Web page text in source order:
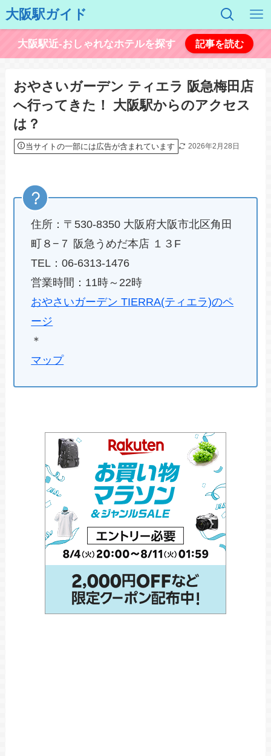
大阪駅ガイド
大阪駅近-おしゃれなホテルを探す 記事を読む
おやさいガーデン ティエラ 阪急梅田店
へ行ってきた！ 大阪駅からのアクセス
は？
当サイトの一部には広告が含まれています 2026年2月28日
住所：〒530-8350 大阪府大阪市北区角田
町８−７ 阪急うめだ本店 １３F
TEL：06-6313-1476
営業時間：11時～22時
おやさいガーデン TIERRA(ティエラ)のペ
ージ
＊
マップ